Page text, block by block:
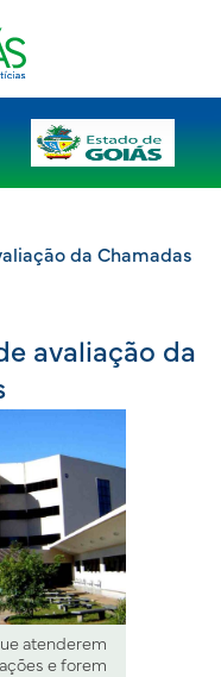
da Chamadas
avaliação da
atenderem
e forem